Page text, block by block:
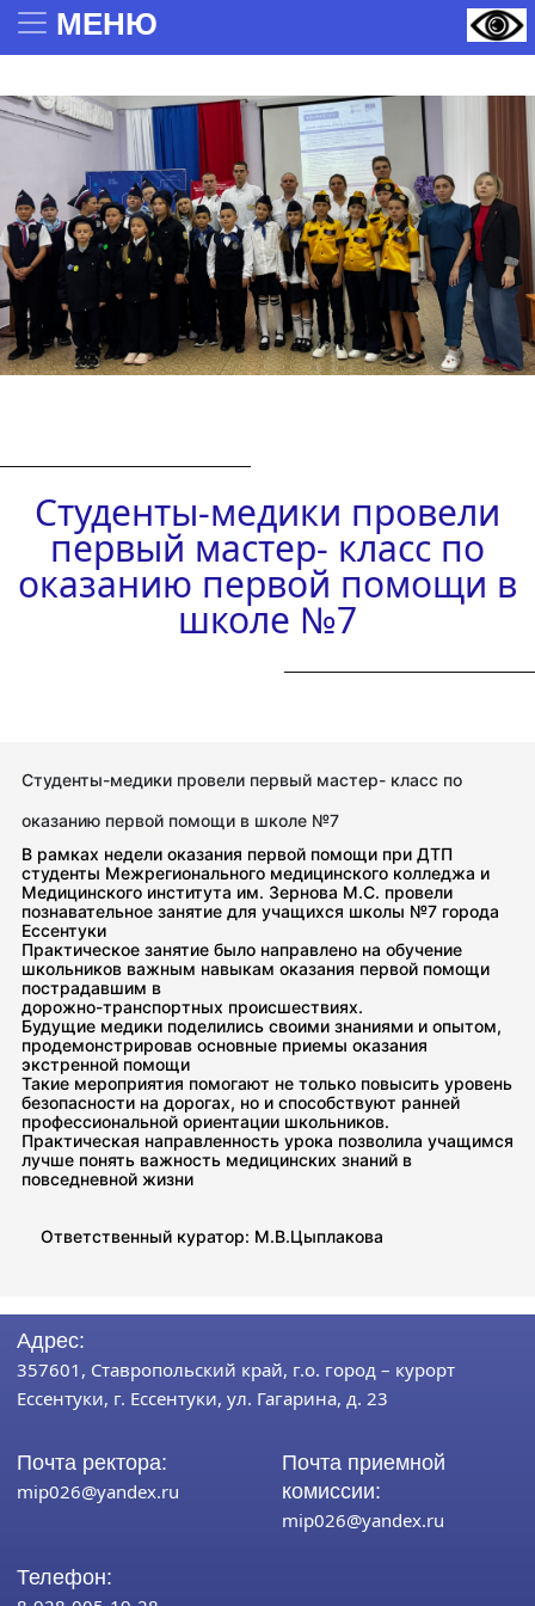
МЕНЮ
Студенты-медики провели
первый мастер- класс по
оказанию первой помощи в
школе №7
Студенты-медики провели первый мастер- класс по
оказанию первой помощи в школе №7
В рамках недели оказания первой помощи при ДТП
студенты Межрегионального медицинского колледжа и
Медицинского института им. Зернова М.С. провели
познавательное занятие для учащихся школы №7 города
Ессентуки
Практическое занятие было направлено на обучение
школьников важным навыкам оказания первой помощи
пострадавшим в
дорожно-транспортных происшествиях.
Будущие медики поделились своими знаниями и опытом,
продемонстрировав основные приемы оказания
экстренной помощи
Такие мероприятия помогают не только повысить уровень
безопасности на дорогах, но и способствуют ранней
профессиональной ориентации школьников.
Практическая направленность урока позволила учащимся
лучше понять важность медицинских знаний в
повседневной жизни
Ответственный куратор: М.В.Цыплакова
Адрес:
357601, Ставропольский край, г.о. город – курорт
Ессентуки, г. Ессентуки, ул. Гагарина, д. 23
Почта ректора:
mip026@yandex.ru
Почта приемной
комиссии:
mip026@yandex.ru
Телефон: